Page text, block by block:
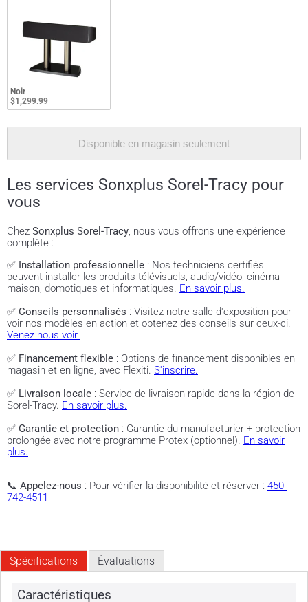
Noir
$1,299.99
Disponible en magasin seulement
Les services Sonxplus Sorel-Tracy pour
vous
Chez Sonxplus Sorel-Tracy, nous vous offrons une expérience
complète :
✅ Installation professionnelle : Nos techniciens certifiés
peuvent installer les produits télévisuels, audio/vidéo, cinéma
maison, domotiques et informatiques. En savoir plus.
✅ Conseils personnalisés : Visitez notre salle d'exposition pour
voir nos modèles en action et obtenez des conseils sur ceux-ci.
Venez nous voir.
✅ Financement flexible : Options de financement disponibles en
magasin et en ligne, avec Flexiti. S'inscrire.
✅ Livraison locale : Service de livraison rapide dans la région de
Sorel-Tracy. En savoir plus.
✅ Garantie et protection : Garantie du manufacturier + protection
prolongée avec notre programme Protex (optionnel). En savoir
plus.
📞 Appelez-nous : Pour vérifier la disponibilité et réserver : 450-
742-4511
Spécifications Évaluations
Caractéristiques